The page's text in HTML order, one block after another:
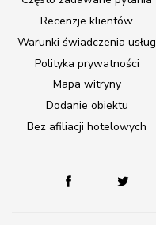
Recenzje klientów
Warunki świadczenia usług
Polityka prywatności
Mapa witryny
Dodanie obiektu
Bez afiliacji hotelowych